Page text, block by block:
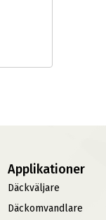
Applikationer
Däckväljare
Däckomvandlare